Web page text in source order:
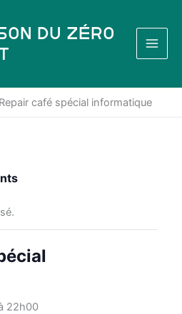
du Zéro
Repair café spécial informatique
22h00